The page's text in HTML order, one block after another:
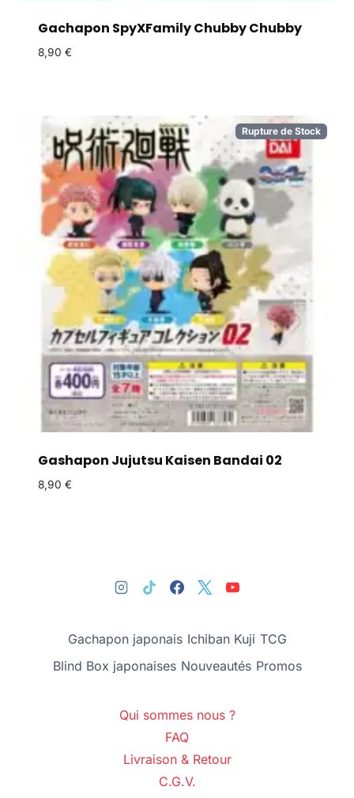
Gachapon SpyXFamily Chubby Chubby
8,90 €
Rupture de Stock
Gashapon Jujutsu Kaisen Bandai 02
8,90 €
Gachapon japonais Ichiban Kuji TCG
Blind Box japonaises Nouveautés Promos
Qui sommes nous ?
FAQ
Livraison & Retour
C.G.V.